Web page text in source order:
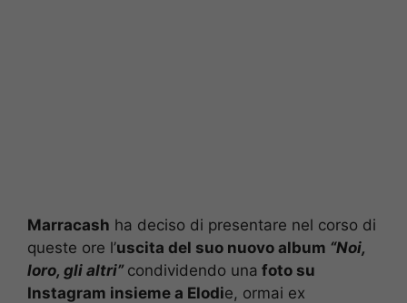
Marracash ha deciso di presentare nel corso di
queste ore l’uscita del suo nuovo album “Noi,
loro, gli altri” condividendo una foto su
Instagram insieme a Elodie, ormai ex